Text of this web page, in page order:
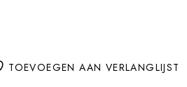
TOEVOEGEN AAN VERLANGLIJST